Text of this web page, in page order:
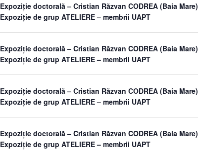
Expoziție doctorală – Cristian Răzvan CODREA (Baia Mare)
Expoziție de grup ATELIERE – membrii UAPT
Expoziție doctorală – Cristian Răzvan CODREA (Baia Mare)
Expoziție de grup ATELIERE – membrii UAPT
Expoziție doctorală – Cristian Răzvan CODREA (Baia Mare)
Expoziție de grup ATELIERE – membrii UAPT
Expoziție doctorală – Cristian Răzvan CODREA (Baia Mare)
Expoziție de grup ATELIERE – membrii UAPT